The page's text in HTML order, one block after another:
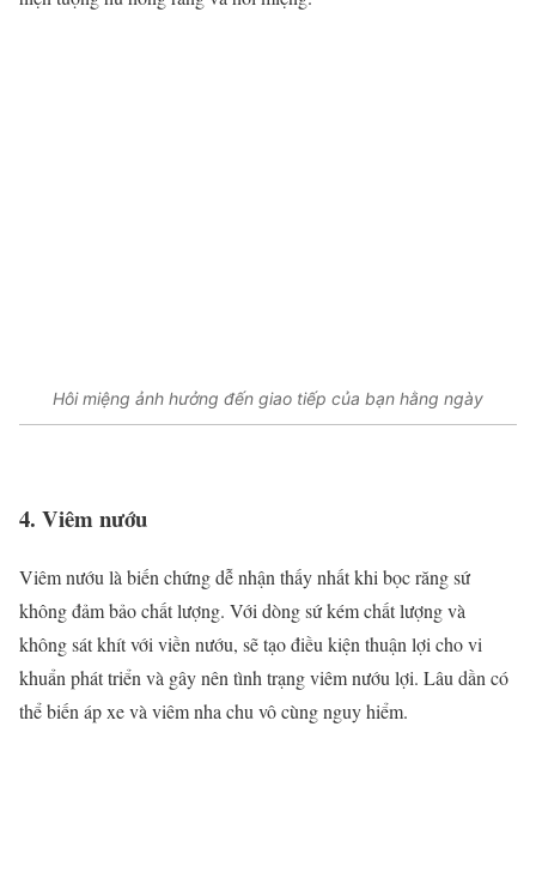
Hôi miệng ảnh hưởng đến giao tiếp của bạn hằng ngày
4. Viêm nướu
Viêm nướu là biến chứng dễ nhận thấy nhất khi bọc răng sứ
không đảm bảo chất lượng. Với dòng sứ kém chất lượng và
không sát khít với viền nướu, sẽ tạo điều kiện thuận lợi cho vi
khuẩn phát triển và gây nên tình trạng viêm nướu lợi. Lâu dần có
thể biến áp xe và viêm nha chu vô cùng nguy hiểm.